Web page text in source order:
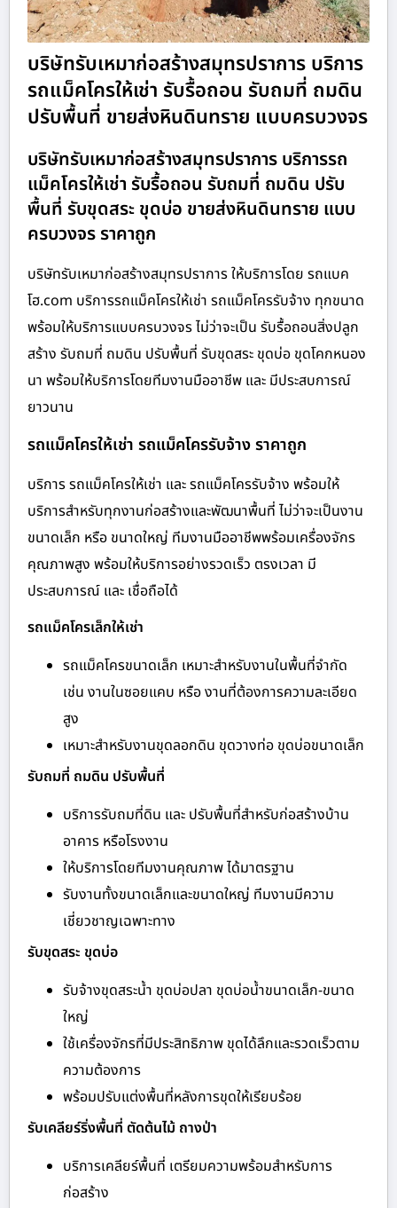
บริษัทรับเหมาก่อสร้างสมุทรปราการ บริการ
รถแม็คโครให้เช่า รับรื้อถอน รับถมที่ ถมดิน
ปรับพื้นที่ ขายส่งหินดินทราย แบบครบวงจร
บริษัทรับเหมาก่อสร้างสมุทรปราการ บริการรถ
แม็คโครให้เช่า รับรื้อถอน รับถมที่ ถมดิน ปรับ
พื้นที่ รับขุดสระ ขุดบ่อ ขายส่งหินดินทราย แบบ
ครบวงจร ราคาถูก
บริษัทรับเหมาก่อสร้างสมุทรปราการ ให้บริการโดย รถแบค
โฮ.com บริการรถแม็คโครให้เช่า รถแม็คโครรับจ้าง ทุกขนาด
พร้อมให้บริการแบบครบวงจร ไม่ว่าจะเป็น รับรื้อถอนสิ่งปลูก
สร้าง รับถมที่ ถมดิน ปรับพื้นที่ รับขุดสระ ขุดบ่อ ขุดโคกหนอง
นา พร้อมให้บริการโดยทีมงานมืออาชีพ และ มีประสบการณ์
ยาวนาน
รถแม็คโครให้เช่า รถแม็คโครรับจ้าง ราคาถูก
บริการ รถแม็คโครให้เช่า และ รถแม็คโครรับจ้าง พร้อมให้
บริการสำหรับทุกงานก่อสร้างและพัฒนาพื้นที่ ไม่ว่าจะเป็นงาน
ขนาดเล็ก หรือ ขนาดใหญ่ ทีมงานมืออาชีพพร้อมเครื่องจักร
คุณภาพสูง พร้อมให้บริการอย่างรวดเร็ว ตรงเวลา มี
ประสบการณ์ และ เชื่อถือได้
รถแม็คโครเล็กให้เช่า
รถแม็คโครขนาดเล็ก เหมาะสำหรับงานในพื้นที่จำกัด
เช่น งานในซอยแคบ หรือ งานที่ต้องการความละเอียด
สูง
เหมาะสำหรับงานขุดลอกดิน ขุดวางท่อ ขุดบ่อขนาดเล็ก
รับถมที่ ถมดิน ปรับพื้นที่
บริการรับถมที่ดิน และ ปรับพื้นที่สำหรับก่อสร้างบ้าน
อาคาร หรือโรงงาน
ให้บริการโดยทีมงานคุณภาพ ได้มาตรฐาน
รับงานทั้งขนาดเล็กและขนาดใหญ่ ทีมงานมีความ
เชี่ยวชาญเฉพาะทาง
รับขุดสระ ขุดบ่อ
รับจ้างขุดสระน้ำ ขุดบ่อปลา ขุดบ่อน้ำขนาดเล็ก-ขนาด
ใหญ่
ใช้เครื่องจักรที่มีประสิทธิภาพ ขุดได้ลึกและรวดเร็วตาม
ความต้องการ
พร้อมปรับแต่งพื้นที่หลังการขุดให้เรียบร้อย
รับเคลียร์ริ่งพื้นที่ ตัดต้นไม้ ถางป่า
บริการเคลียร์พื้นที่ เตรียมความพร้อมสำหรับการ
ก่อสร้าง